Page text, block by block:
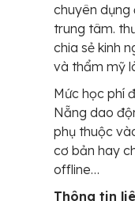
chuyên dụng
trung tâm.
chia sẻ kinh
và thẩm mỹ
Mức học phí
Nẵng dao
phụ thuộc
cơ bản hay
offline…
Thông tin